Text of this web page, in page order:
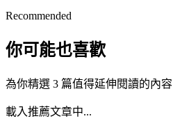
Recommended
你可能也喜歡
為你精選 3 篇值得延伸閱讀的內容
載入推薦文章中...